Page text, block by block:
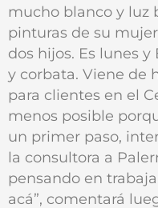
mucho blanco y luz
pinturas de su
dos hijos. Es lunes
y corbata. Viene de
para clientes en el
menos posible
un primer paso,
la consultora a
pensando en
acá”, comentará